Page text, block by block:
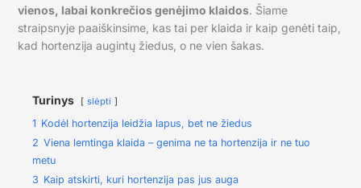
vienos, labai konkrečios genėjimo klaidos. Šiame
straipsnyje paaiškinsime, kas tai per klaida ir kaip genėti taip,
kad hortenzija augintų žiedus, o ne vien šakas.
Turinys slėpti
1 Kodėl hortenzija leidžia lapus, bet ne žiedus
2 Viena lemtinga klaida – genima ne ta hortenzija ir ne tuo
metu
3 Kaip atskirti, kuri hortenzija pas jus auga